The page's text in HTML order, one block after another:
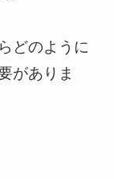
どのように
がありま